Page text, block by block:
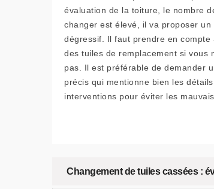
évaluation de la toiture, le nombre
changer est élevé, il va proposer un
dégressif. Il faut prendre en compte
des tuiles de remplacement si vous
pas. Il est préférable de demander
précis qui mentionne bien les
interventions pour éviter les
Changement de tuiles cassées :